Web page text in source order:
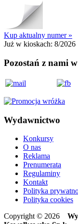
Kup aktualny numer »
Już w kioskach: 8/2026
Pozostań z nami
Wydawnictwo
Konkursy
O nas
Reklama
Prenumerata
Regulaminy
Kontakt
Polityka
Polityka cookies
Copyright © 2026